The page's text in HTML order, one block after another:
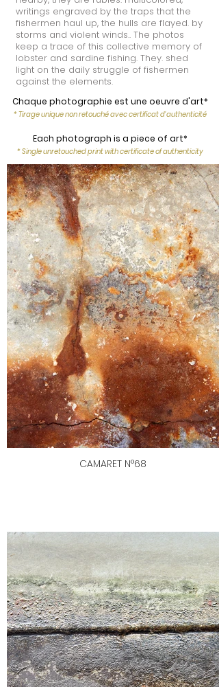
writings engraved by the traps that the
fishermen haul up, the hulls are flayed. by
storms and violent winds.. The photos
keep a trace of this collective memory of
lobster and sardine fishing. They. shed
light on the daily struggle of fishermen
against the elements.
Chaque photographie est une oeuvre d'art*
* Tirage unique non retouché avec certificat d'authenticité
Each photograph is a piece of art*
* Single unretouched print with certificate of authenticity​
CAMARET N°68